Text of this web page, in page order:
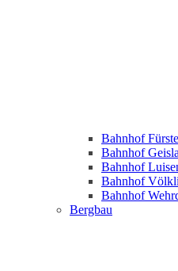
Bahnhof
Bahnhof
Bahnhof
Bahnhof
Bahnhof
Bergbau